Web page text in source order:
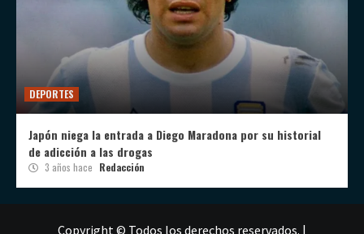
DEPORTES
Japón niega la entrada a Diego Maradona por su historial
de adicción a las drogas
3 años hace Redacción
Copyright © Todos los derechos reservados. |